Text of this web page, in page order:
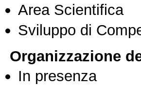
Area Scientifica
Sviluppo di
Organizzazione
In presenza